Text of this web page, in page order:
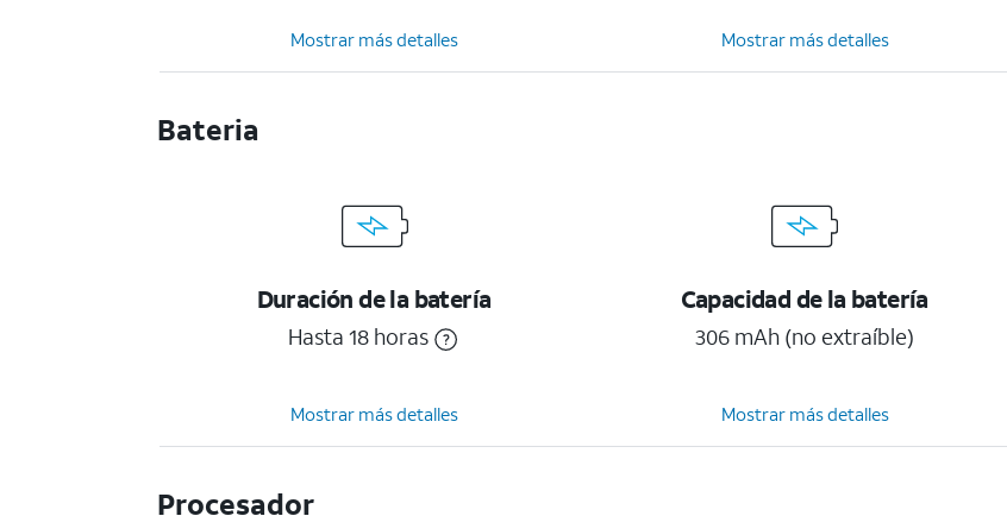
Mostrar más detalles Mostrar más detalles
Bateria
Duración de la batería
Hasta 18 horas
Capacidad de la batería
306 mAh (no extraíble)
Mostrar más detalles Mostrar más detalles
Procesador